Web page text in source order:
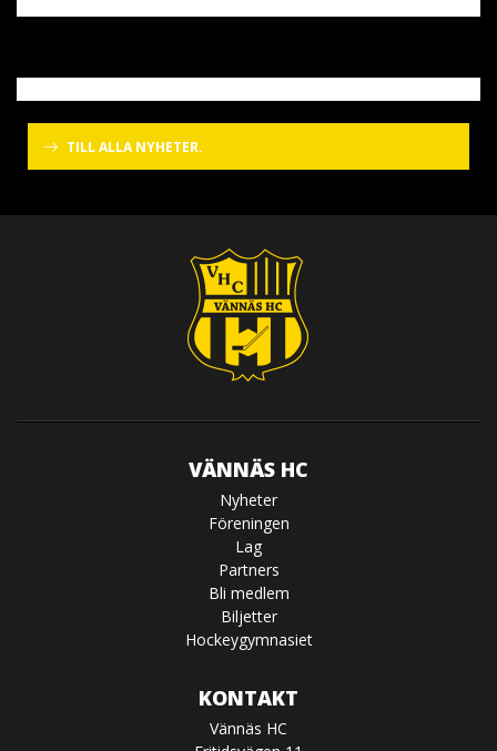
TILL ALLA NYHETER.
VÄNNÄS HC
Nyheter
Föreningen
Lag
Partners
Bli medlem
Biljetter
Hockeygymnasiet
KONTAKT
Vännäs HC